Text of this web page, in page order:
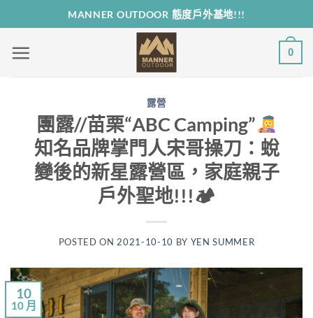
to
content
MANNER OUTDOOR 態度戶外基地!!!
0
露營
團露//苗栗“ABC Camping”
知名品牌掌門人宋哥操刀：蛻
變後的新星露營區，家庭親子
戶外聖地!!!🏕
POSTED ON 2021-10-10 BY YEN SUMMER
10
10 月